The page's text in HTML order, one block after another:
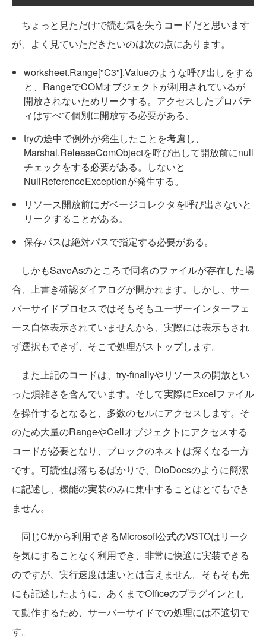
ちょっと見ただけで読む気を失うコードだと思います
が、よく見ていただきたいのは次の点にあります。
worksheet.Range["C3"].Valueのような呼び出しをする
と、RangeでCOMオブジェクトが利用されているが
開放されないためリークする。アクセスしたプロパテ
ィはすべて個別に開放する必要がある。
tryの途中で例外が発生したことを考慮し、
Marshal.ReleaseComObjectを呼び出して開放前にnull
チェックをする必要がある。しないと
NullReferenceExceptionが発生する。
リソース開放前にガベージコレクタを呼び出さないと
リークすることがある。
保存パスは絶対パスで指定する必要がある。
しかもSaveAsのところで同名のファイルが存在した場
合、上書き確認ダイアログが開かれます。しかし、サー
バーサイドプロセスではそもそもユーザーインターフェ
ース自体表示されていませんから、実際には表示もされ
ず選択もできず、そこで処理がストップします。
また上記のコードは、try-finallyやリソースの開放とい
った煩雑さを含んでいます。そして実際にExcelファイル
を操作するとなると、多数のセルにアクセスします。そ
のため大量のRangeやCellオブジェクトにアクセスする
コードが必要となり、ブロックのネストは深くなる一方
です。可読性は落ちるばかりで、DioDocsのように簡潔
に記述し、機能の実装のみに集中することはとてもでき
ません。
同じC#から利用できるMicrosoft公式のVSTOはリーク
を気にすることなく利用でき、非常に快適に実装できる
のですが、実行速度は速いとは言えません。そもそも先
にも記述したように、あくまでOfficeのプラグインとし
て動作するため、サーバーサイドでの処理には不適切で
す。